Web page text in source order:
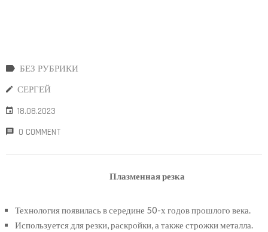
БЕЗ РУБРИКИ
СЕРГЕЙ
18.08.2023
0 COMMENT
Плазменная резка
Технология появилась в середине 50-х годов прошлого века.
Используется для резки, раскройки, а также строжки металла.